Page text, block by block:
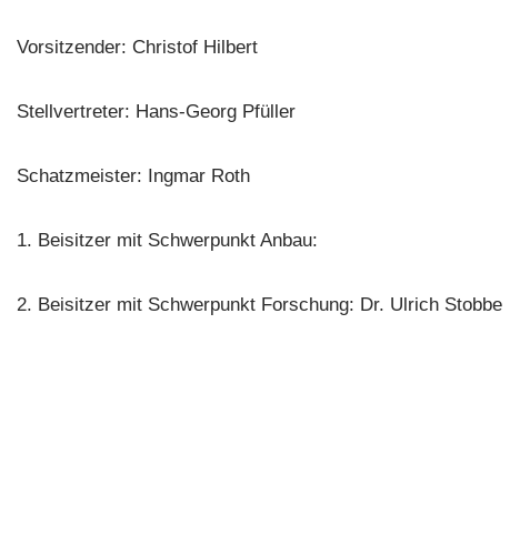
Vorsitzender: Christof Hilbert
Stellvertreter: Hans-Georg Pfüller
Schatzmeister: Ingmar Roth
1. Beisitzer mit Schwerpunkt Anbau:
2. Beisitzer mit Schwerpunkt Forschung: Dr. Ulrich Stobbe